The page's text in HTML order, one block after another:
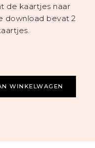
de kaartjes naar
download bevat 2
WINKELWAGEN